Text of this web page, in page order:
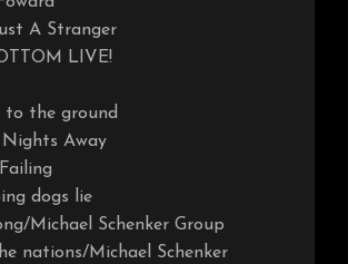
A Stranger
LIVE!
to the ground
Nights Away
dogs lie
Michael Schenker Group
nations/Michael Schenker